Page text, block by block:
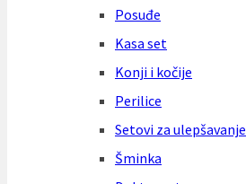
Posuđe
Kasa set
Konji i kočije
Perilice
Setovi za ulepšavanje
Šminka